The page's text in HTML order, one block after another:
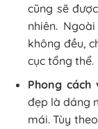
cũng sẽ
nhiên.
không đều,
cục tổng thể.
Phong
đẹp là dáng
mái. Tùy